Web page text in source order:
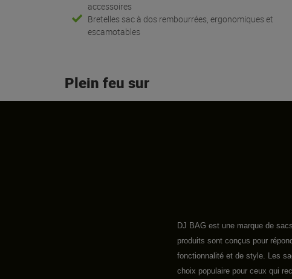
accessoires
Bretelles sac à dos rembourrées, ergonomiques et
escamotables
Plein feu sur
DJ BAG est une marque de
produits sont conçus pour
fonctionnalité et de style. Les
choix populaire pour ceux qui